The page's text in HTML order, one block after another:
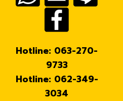
Hotline: 063-270-
9733
Hotline: 062-349-
3034